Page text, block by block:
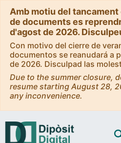
Amb motiu del
de documents es
d'agost de 2026.
Con motivo del cierre de
documentos se reanudará a
de 2026. Disculpad las
Due to the summer closure,
resume starting August 28,
any inconvenience.